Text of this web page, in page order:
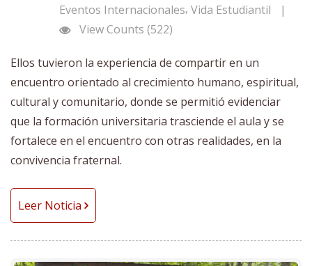
Eventos Internacionales, Vida Estudiantil
|
View Counts (522)
Ellos tuvieron la experiencia de compartir en un
encuentro orientado al crecimiento humano, espiritual,
cultural y comunitario, donde se permitió evidenciar
que la formación universitaria trasciende el aula y se
fortalece en el encuentro con otras realidades, en la
convivencia fraternal.
Leer Noticia